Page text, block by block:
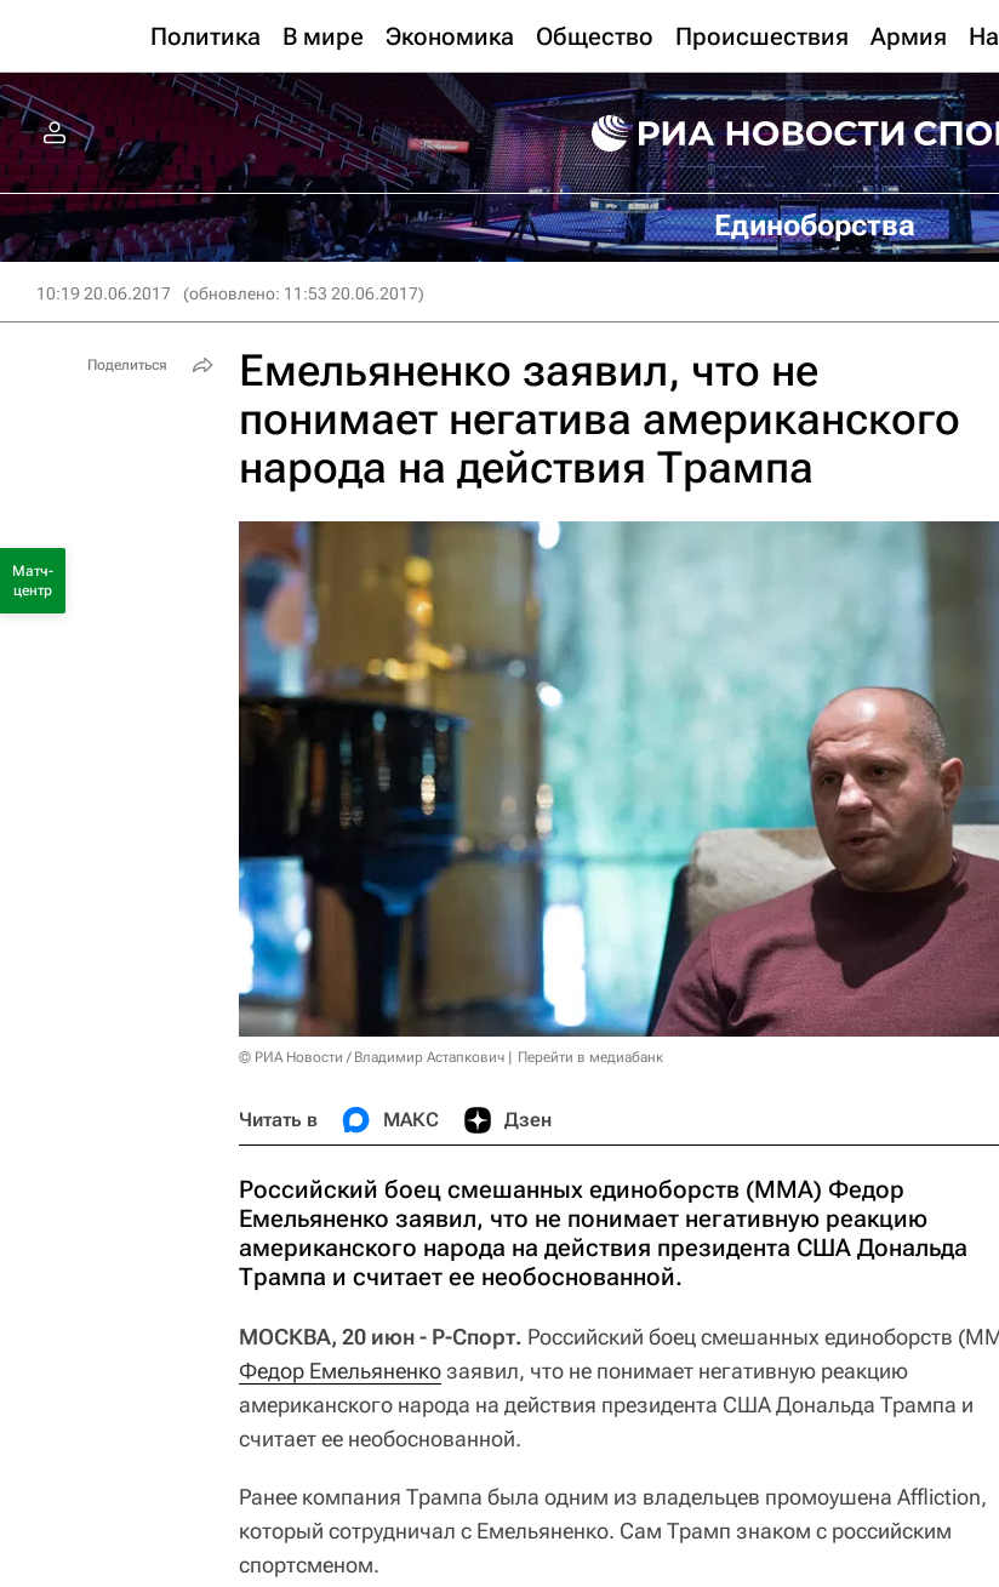
Политика В мире Экономика Общество Происшествия Армия
Единоборства
10:19 20.06.2017 (обновлено: 11:53 20.06.2017)
Емельяненко заявил, что не
понимает негатива американского
народа на действия Трампа
© РИА Новости / Владимир Астапкович Перейти в медиабанк
Читать в МАКС Дзен
Российский боец смешанных единоборств (ММА) Федор
Емельяненко заявил, что не понимает негативную реакцию
американского народа на действия президента США Дональда
Трампа и считает ее необоснованной.
МОСКВА, 20 июн - Р-Спорт. Российский боец смешанных единоборств
Федор Емельяненкозаявил, что не понимает негативную реакцию
американского народа на действия президента США Дональда Трампа и
считает ее необоснованной.
Ранее компания Трампа была одним из владельцев промоушена Affliction,
который сотрудничал с Емельяненко. Сам Трамп знаком с российским
спортсменом.
Поделиться
Матч-
центр